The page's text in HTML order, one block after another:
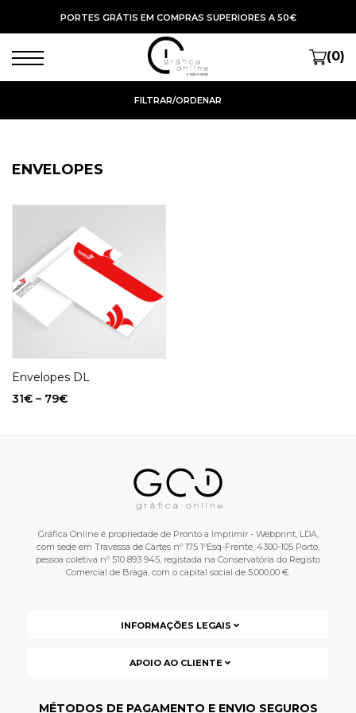
PORTES GRÁTIS EM COMPRAS SUPERIORES A 50€
(0)
FILTRAR/ORDENAR
ENVELOPES
Envelopes DL
31€ – 79€
Gráfica Online é propriedade de Pronto a Imprimir - Webprint, LDA,
com sede em Travessa de Cartes nº 175 1ºEsq-Frente, 4300-105 Porto,
pessoa coletiva nº 510 893 945, registada na Conservatória do Registo
Comercial de Braga, com o capital social de 5.000,00 €.
INFORMAÇÕES LEGAIS
APOIO AO CLIENTE
MÉTODOS DE PAGAMENTO E ENVIO SEGUROS